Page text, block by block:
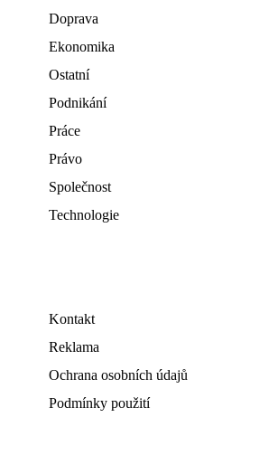
Doprava
Ekonomika
Ostatní
Podnikání
Práce
Právo
Společnost
Technologie
Kontakt
Reklama
Ochrana osobních údajů
Podmínky použití